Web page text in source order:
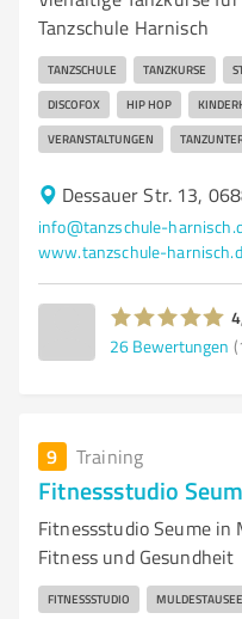
Tanzschule Harnisch
TANZSCHULE TANZKURSE
DISCOFOX HIP HOP
VERANSTALTUNGEN
Dessauer Str. 13,
info@tanzschule-
www.tanzschule-
26 Bewertungen
9 Training
Fitnessstudio
Fitnessstudio Seume
Fitness und Gesundheit
FITNESSSTUDIO MULDESTAUSEE